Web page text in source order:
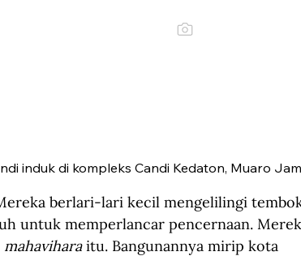
induk di kompleks Candi Kedaton, Muaro
berlari-lari kecil mengelilingi
untuk memperlancar pencernaan.
mahavihara itu. Bangunannya mirip kota